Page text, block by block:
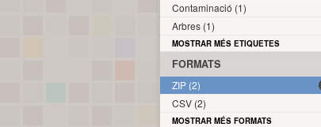
Contaminació (1)
Arbres (1)
MOSTRAR MÉS ETIQUETES
FORMATS
ZIP (2)
CSV (2)
MOSTRAR MÉS FORMATS